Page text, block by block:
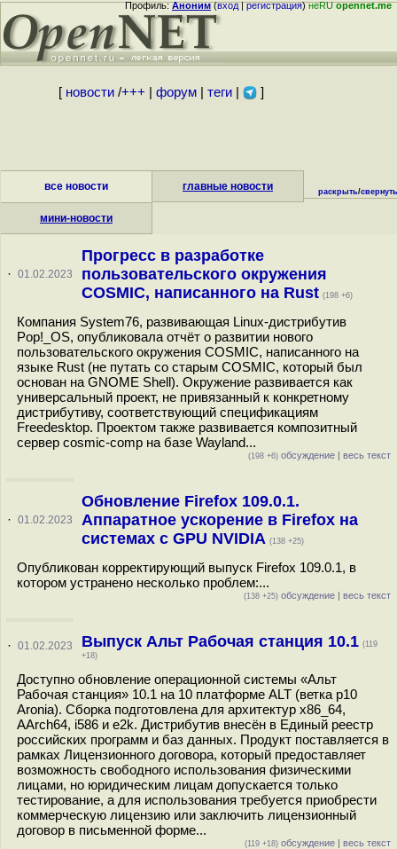
Профиль:Аноним(вход|регистрация)неRUopennet.me
[ новости/+++ форум| теги| ]
все новости главные новости
мини-новости
раскрыть/свернуть
· 01.02.2023
Прогресс в разработке
пользовательского окружения
COSMIC, написанного на Rust (198 +6)
Компания System76, развивающая Linux-дистрибутив
Pop!_OS, опубликовала отчёт о развитии нового
пользовательского окружения COSMIC, написанного на
языке Rust (не путать со старым COSMIC, который был
основан на GNOME Shell). Окружение развивается как
универсальный проект, не привязанный к конкретному
дистрибутиву, соответствующий спецификациям
Freedesktop. Проектом также развивается композитный
сервер cosmic-comp на базе Wayland...
(198 +6) обсуждение | весь текст
· 01.02.2023
Обновление Firefox 109.0.1.
Аппаратное ускорение в Firefox на
системах с GPU NVIDIA (138 +25)
Опубликован корректирующий выпуск Firefox 109.0.1, в
котором устранено несколько проблем:...
(138 +25) обсуждение | весь текст
· 01.02.2023 Выпуск Альт Рабочая станция 10.1 (119
+18)
Доступно обновление операционной системы «Альт
Рабочая станция» 10.1 на 10 платформе ALT (ветка p10
Aronia). Сборка подготовлена для архитектур x86_64,
AArch64, i586 и e2k. Дистрибутив внесён в Единый реестр
российских программ и баз данных. Продукт поставляется в
рамках Лицензионного договора, который предоставляет
возможность свободного использования физическими
лицами, но юридическим лицам допускается только
тестирование, а для использования требуется приобрести
коммерческую лицензию или заключить лицензионный
договор в письменной форме...
(119 +18) обсуждение | весь текст